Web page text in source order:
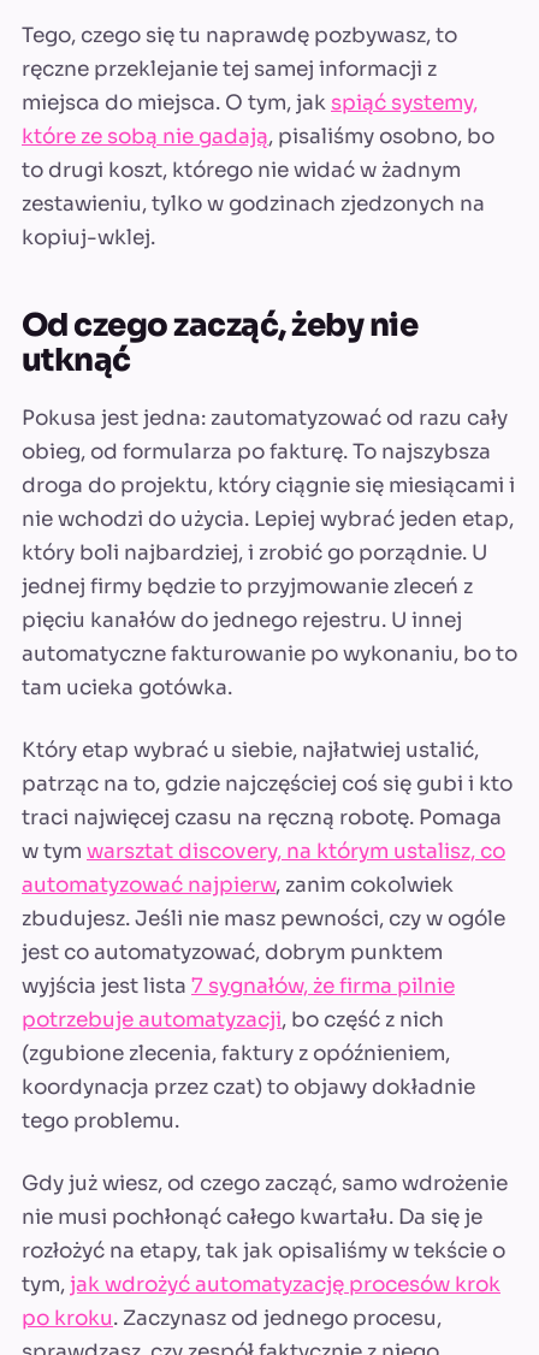
Tego, czego się tu naprawdę pozbywasz, to
ręczne przeklejanie tej samej informacji z
miejsca do miejsca. O tym, jak spiąć systemy,
które ze sobą nie gadają, pisaliśmy osobno, bo
to drugi koszt, którego nie widać w żadnym
zestawieniu, tylko w godzinach zjedzonych na
kopiuj-wklej.
Od czego zacząć, żeby nie
utknąć
Pokusa jest jedna: zautomatyzować od razu cały
obieg, od formularza po fakturę. To najszybsza
droga do projektu, który ciągnie się miesiącami i
nie wchodzi do użycia. Lepiej wybrać jeden etap,
który boli najbardziej, i zrobić go porządnie. U
jednej firmy będzie to przyjmowanie zleceń z
pięciu kanałów do jednego rejestru. U innej
automatyczne fakturowanie po wykonaniu, bo to
tam ucieka gotówka.
Który etap wybrać u siebie, najłatwiej ustalić,
patrząc na to, gdzie najczęściej coś się gubi i kto
traci najwięcej czasu na ręczną robotę. Pomaga
w tym warsztat discovery, na którym ustalisz, co
automatyzować najpierw, zanim cokolwiek
zbudujesz. Jeśli nie masz pewności, czy w ogóle
jest co automatyzować, dobrym punktem
wyjścia jest lista 7 sygnałów, że firma pilnie
potrzebuje automatyzacji, bo część z nich
(zgubione zlecenia, faktury z opóźnieniem,
koordynacja przez czat) to objawy dokładnie
tego problemu.
Gdy już wiesz, od czego zacząć, samo wdrożenie
nie musi pochłonąć całego kwartału. Da się je
rozłożyć na etapy, tak jak opisaliśmy w tekście o
tym,jak wdrożyć automatyzację procesów krok
po kroku. Zaczynasz od jednego procesu,